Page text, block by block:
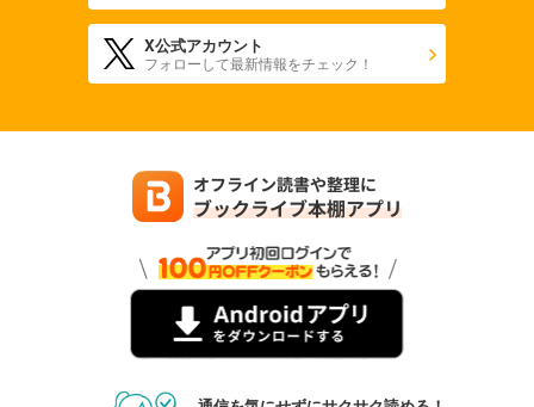
X公式アカウント
フォローして最新情報をチェック！